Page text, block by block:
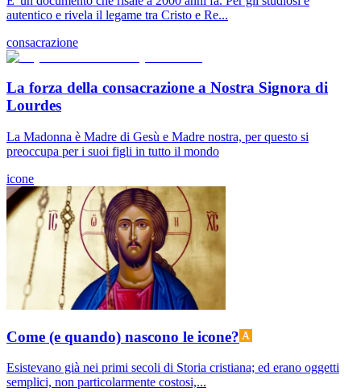
autentico e rivela il legame tra Cristo e Re...
consacrazione
La forza della consacrazione a Nostra Signora di
Lourdes
La Madonna è Madre di Gesù e Madre nostra, per questo si
preoccupa per i suoi figli in tutto il mondo
icone
Come (e quando) nascono le icone?
Esistevano già nei primi secoli di Storia cristiana; ed erano oggetti
semplici, non particolarmente costosi,...